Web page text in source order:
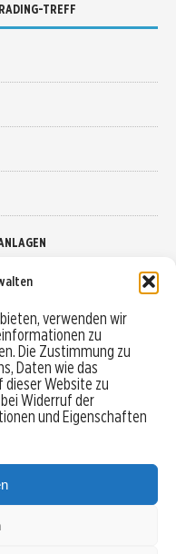
verwenden wir
zu
Die Zustimmung zu
Daten wie das
Website zu
Widerruf der
und Eigenschaften
TREFF